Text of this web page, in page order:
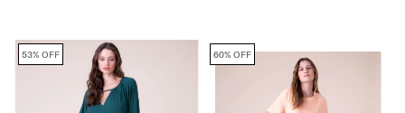
53% OFF 60% OFF